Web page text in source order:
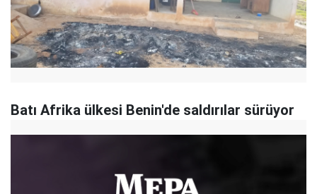
Batı Afrika ülkesi Benin'de saldırılar sürüyor